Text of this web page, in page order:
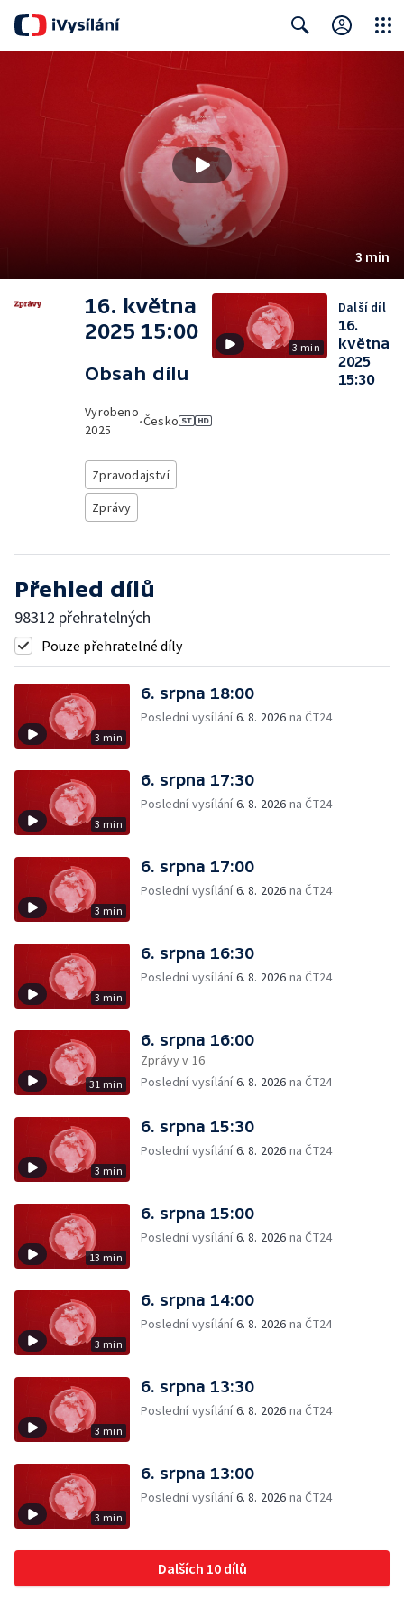
3 min
16. května
2025 15:00
Obsah dílu
Vyrobeno
2025
•Česko
Zpravodajství
Zprávy
3 min
Další díl
16.
května
2025
15:30
Přehled dílů
98312 přehratelných
Pouze přehratelné díly
3 min
6. srpna 18:00
Poslední vysílání6. 8. 2026 na ČT24
3 min
6. srpna 17:30
Poslední vysílání6. 8. 2026 na ČT24
3 min
6. srpna 17:00
Poslední vysílání6. 8. 2026 na ČT24
3 min
6. srpna 16:30
Poslední vysílání6. 8. 2026 na ČT24
31 min
6. srpna 16:00
Zprávy v 16
Poslední vysílání6. 8. 2026 na ČT24
3 min
6. srpna 15:30
Poslední vysílání6. 8. 2026 na ČT24
13 min
6. srpna 15:00
Poslední vysílání6. 8. 2026 na ČT24
3 min
6. srpna 14:00
Poslední vysílání6. 8. 2026 na ČT24
3 min
6. srpna 13:30
Poslední vysílání6. 8. 2026 na ČT24
3 min
6. srpna 13:00
Poslední vysílání6. 8. 2026 na ČT24
Dalších 10 dílů